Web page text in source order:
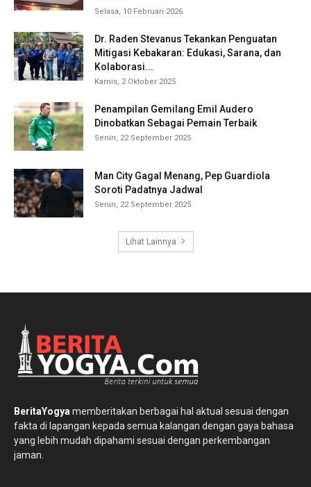
Selasa, 10 Februari 2026
Dr. Raden Stevanus Tekankan Penguatan
Mitigasi Kebakaran: Edukasi, Sarana, dan
Kolaborasi...
Kamis, 2 Oktober 2025
Penampilan Gemilang Emil Audero
Dinobatkan Sebagai Pemain Terbaik
Senin, 22 September 2025
Man City Gagal Menang, Pep Guardiola
Soroti Padatnya Jadwal
Senin, 22 September 2025
Lihat Lainnya
BeritaYogya memberitakan berbagai hal aktual sesuai dengan
fakta di lapangan kepada semua kalangan dengan gaya bahasa
yang lebih mudah dipahami sesuai dengan perkembangan
jaman.